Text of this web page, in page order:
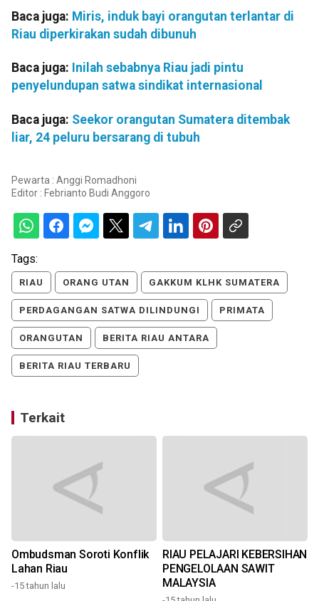
Baca juga: Miris, induk bayi orangutan terlantar di
Riau diperkirakan sudah dibunuh
Baca juga: Inilah sebabnya Riau jadi pintu
penyelundupan satwa sindikat internasional
Baca juga: Seekor orangutan Sumatera ditembak
liar, 24 peluru bersarang di tubuh
Pewarta : Anggi Romadhoni
Editor : Febrianto Budi Anggoro
Tags:
RIAU ORANG UTAN GAKKUM KLHK SUMATERA
PERDAGANGAN SATWA DILINDUNGI PRIMATA
ORANGUTAN BERITA RIAU ANTARA
BERITA RIAU TERBARU
Terkait
Ombudsman Soroti Konflik
Lahan Riau
-15 tahun lalu
RIAU PELAJARI KEBERSIHAN
PENGELOLAAN SAWIT
MALAYSIA